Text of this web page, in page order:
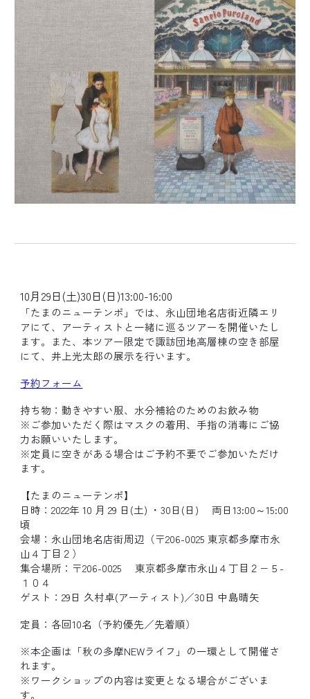
10月29日(土)30日(日)13:00-16:00
「たまのニューテンポ」では、永山団地名店街近隣エリ
アにて、アーティストと一緒に巡るツアーを開催いたし
ます。また、本ツアー限定で諏訪団地高層棟の空き部屋
にて、井上光太郎の展示を行います。
予約フォーム
持ち物：動きやすい服、水分補給のためのお飲み物
※ご参加いただく際はマスクの着用、手指の消毒にご協
力お願いいたします。
※定員に空きがある場合はご予約不要でご参加いただけ
ます。
【たまのニューテンポ】
日時：2022年 10 月 29 日(土) ・30日(日) 両日13:00～15:00
頃
会場：永山団地名店街周辺（〒206-0025 東京都多摩市永
山４丁目２）
集合場所：〒206-0025 東京都多摩市永山４丁目２−５-
１０４
ゲスト：29日 久村卓(アーティスト)／30日 中島晴矢
定員：各回10名（予約優先／先着順）
※本企画は「秋の多摩NEWライフ」の一環として開催さ
れます。
※ワークショップの内容は変更となる場合がございま
す。